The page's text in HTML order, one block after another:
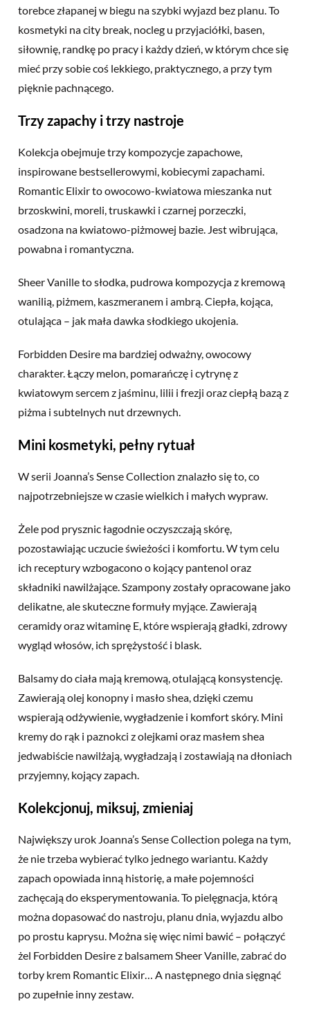
torebce złapanej w biegu na szybki wyjazd bez planu. To
kosmetyki na city break, nocleg u przyjaciółki, basen,
siłownię, randkę po pracy i każdy dzień, w którym chce się
mieć przy sobie coś lekkiego, praktycznego, a przy tym
pięknie pachnącego.
Trzy zapachy i trzy nastroje
Kolekcja obejmuje trzy kompozycje zapachowe,
inspirowane bestsellerowymi, kobiecymi zapachami.
Romantic Elixir to owocowo-kwiatowa mieszanka nut
brzoskwini, moreli, truskawki i czarnej porzeczki,
osadzona na kwiatowo-piżmowej bazie. Jest wibrująca,
powabna i romantyczna.
Sheer Vanille to słodka, pudrowa kompozycja z kremową
wanilią, piżmem, kaszmeranem i ambrą. Ciepła, kojąca,
otulająca – jak mała dawka słodkiego ukojenia.
Forbidden Desire ma bardziej odważny, owocowy
charakter. Łączy melon, pomarańczę i cytrynę z
kwiatowym sercem z jaśminu, lilii i frezji oraz ciepłą bazą z
piżma i subtelnych nut drzewnych.
Mini kosmetyki, pełny rytuał
W serii Joanna’s Sense Collection znalazło się to, co
najpotrzebniejsze w czasie wielkich i małych wypraw.
Żele pod prysznic łagodnie oczyszczają skórę,
pozostawiając uczucie świeżości i komfortu. W tym celu
ich receptury wzbogacono o kojący pantenol oraz
składniki nawilżające. Szampony zostały opracowane jako
delikatne, ale skuteczne formuły myjące. Zawierają
ceramidy oraz witaminę E, które wspierają gładki, zdrowy
wygląd włosów, ich sprężystość i blask.
Balsamy do ciała mają kremową, otulającą konsystencję.
Zawierają olej konopny i masło shea, dzięki czemu
wspierają odżywienie, wygładzenie i komfort skóry. Mini
kremy do rąk i paznokci z olejkami oraz masłem shea
jedwabiście nawilżają, wygładzają i zostawiają na dłoniach
przyjemny, kojący zapach.
Kolekcjonuj, miksuj, zmieniaj
Największy urok Joanna’s Sense Collection polega na tym,
że nie trzeba wybierać tylko jednego wariantu. Każdy
zapach opowiada inną historię, a małe pojemności
zachęcają do eksperymentowania. To pielęgnacja, którą
można dopasować do nastroju, planu dnia, wyjazdu albo
po prostu kaprysu. Można się więc nimi bawić – połączyć
żel Forbidden Desire z balsamem Sheer Vanille, zabrać do
torby krem Romantic Elixir… A następnego dnia sięgnąć
po zupełnie inny zestaw.